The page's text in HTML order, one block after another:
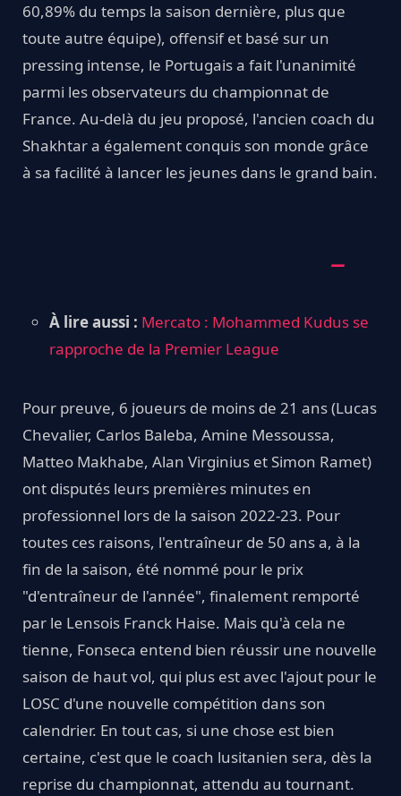
60,89% du temps la saison dernière, plus que
toute autre équipe), offensif et basé sur un
pressing intense, le Portugais a fait l'unanimité
parmi les observateurs du championnat de
France. Au-delà du jeu proposé, l'ancien coach du
Shakhtar a également conquis son monde grâce
à sa facilité à lancer les jeunes dans le grand bain.
À lire aussi : Mercato : Mohammed Kudus se
rapproche de la Premier League
Pour preuve, 6 joueurs de moins de 21 ans (Lucas
Chevalier, Carlos Baleba, Amine Messoussa,
Matteo Makhabe, Alan Virginius et Simon Ramet)
ont disputés leurs premières minutes en
professionnel lors de la saison 2022-23. Pour
toutes ces raisons, l'entraîneur de 50 ans a, à la
fin de la saison, été nommé pour le prix
"d'entraîneur de l'année", finalement remporté
par le Lensois Franck Haise. Mais qu'à cela ne
tienne, Fonseca entend bien réussir une nouvelle
saison de haut vol, qui plus est avec l'ajout pour le
LOSC d'une nouvelle compétition dans son
calendrier. En tout cas, si une chose est bien
certaine, c'est que le coach lusitanien sera, dès la
reprise du championnat, attendu au tournant.